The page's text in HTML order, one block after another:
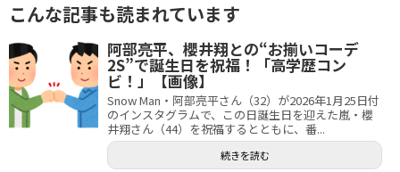
こんな記事も読まれています
阿部亮平、櫻井翔との“お揃いコーデ
2S”で誕生日を祝福！「高学歴コン
ビ！」【画像】
Snow Man・阿部亮平さん（32）が2026年1月25日付
のインスタグラムで、この日誕生日を迎えた嵐・櫻
井翔さん（44）を祝福するとともに、番...
続きを読む